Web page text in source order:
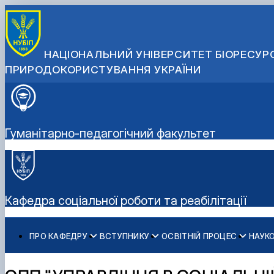
НАЦІОНАЛЬНИЙ УНІВЕРСИТЕТ
ПРИРОДОКОРИСТУВАННЯ УКРАЇНИ
Гуманітарно-педагогічний факультет
Кафедра соціальної роботи та реабілітації
ПРО КАФЕДРУ
Історія кафедри
ВСТУПНИКУ
Спеціальності бакалаврату
ОСВІТНІЙ ПРОЦЕС
Робочі програми
Наукові проекти
Договори про співпрацю